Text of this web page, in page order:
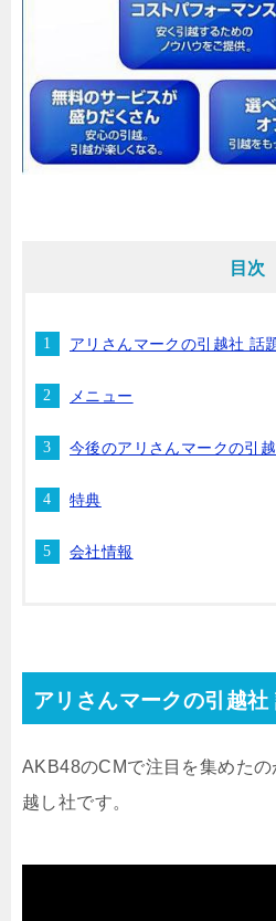
目次
アリさんマークの引越社 話
メニュー
今後のアリさんマークの引
特典
会社情報
アリさんマークの引越社
AKB48のCMで注目を集めたの
越し社です。